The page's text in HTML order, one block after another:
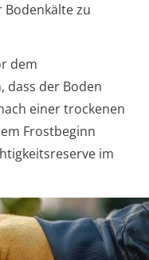
Bodenkälte zu
dem
dass der Boden
einer trockenen
Frostbeginn
im